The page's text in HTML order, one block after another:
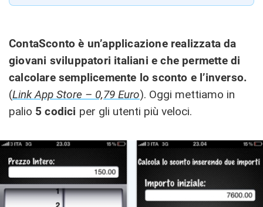
ContaScontoè un’applicazione realizzata da
giovani sviluppatori italiani e che permette di
calcolare semplicemente lo sconto e l’inverso.
(Link App Store – 0,79 Euro). Oggi mettiamo in
palio 5 codici per gli utenti più veloci.